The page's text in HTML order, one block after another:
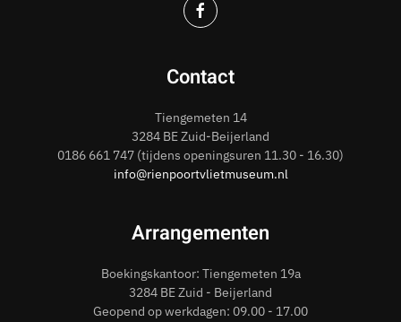
Contact
Tiengemeten 14
3284 BE Zuid-Beijerland
0186 661 747 (tijdens openingsuren 11.30 - 16.30)
info@rienpoortvlietmuseum.nl
Arrangementen
Boekingskantoor: Tiengemeten 19a
3284 BE Zuid - Beijerland
Geopend op werkdagen: 09.00 - 17.00